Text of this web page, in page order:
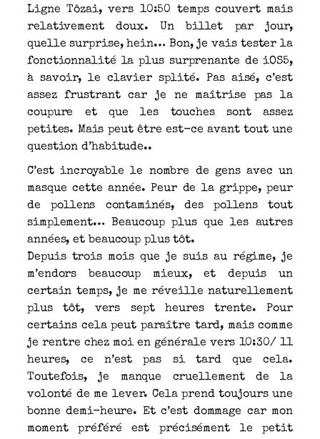
Ligne Tôzai, vers 10:50 temps couvert mais
relativement doux. Un billet par jour,
quelle surprise, hein… Bon, je vais tester la
fonctionnalité la plus surprenante de iOS5,
à savoir, le clavier splité. Pas aisé, c’est
assez frustrant car je ne maîtrise pas la
coupure et que les touches sont assez
petites. Mais peut être est-ce avant tout une
question d’habitude..
C’est incroyable le nombre de gens avec un
masque cette année. Peur de la grippe, peur
de pollens contaminés, des pollens tout
simplement… Beaucoup plus que les autres
années, et beaucoup plus tôt.
Depuis trois mois que je suis au régime, je
m’endors beaucoup mieux, et depuis un
certain temps, je me réveille naturellement
plus tôt, vers sept heures trente. Pour
certains cela peut paraître tard, mais comme
je rentre chez moi en générale vers 10:30/ 11
heures, ce n’est pas si tard que cela.
Toutefois, je manque cruellement de la
volonté de me lever. Cela prend toujours une
bonne demi-heure. Et c’est dommage car mon
moment préféré est précisément le petit